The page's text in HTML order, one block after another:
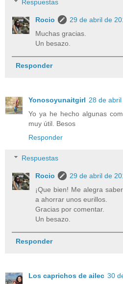
Respuestas
Rocio
29 de abril de
Muchas gracias.
Un besazo.
Responder
Yonosoyunaitgirl 28 de
Yo ya he hecho algunas
muy útil. Besos
Responder
Respuestas
Rocio
29 de abril de
¡Que bien! Me alegra
a ahorrar unos eurillos.
Gracias por comentar.
Un besazo.
Responder
Los caprichos de ailec 30